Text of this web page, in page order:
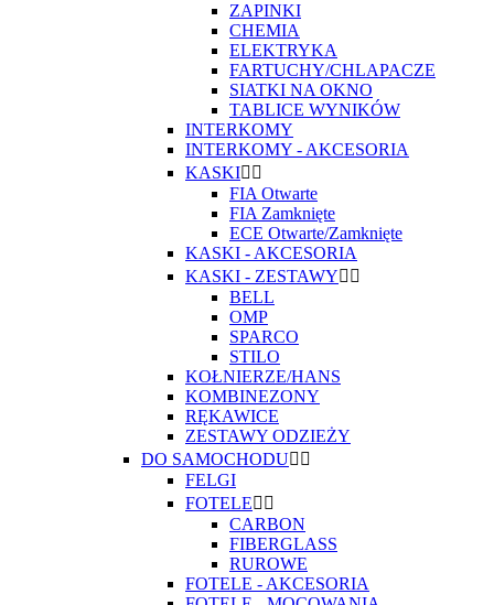
ZAPINKI
CHEMIA
ELEKTRYKA
FARTUCHY/CHLAPACZE
SIATKI NA OKNO
TABLICE WYNIKÓW
INTERKOMY
INTERKOMY - AKCESORIA
KASKI 
FIA Otwarte
FIA Zamknięte
ECE Otwarte/Zamknięte
KASKI - AKCESORIA
KASKI - ZESTAWY 
BELL
OMP
SPARCO
STILO
KOŁNIERZE/HANS
KOMBINEZONY
RĘKAWICE
ZESTAWY ODZIEŻY
DO SAMOCHODU 
FELGI
FOTELE 
CARBON
FIBERGLASS
RUROWE
FOTELE - AKCESORIA